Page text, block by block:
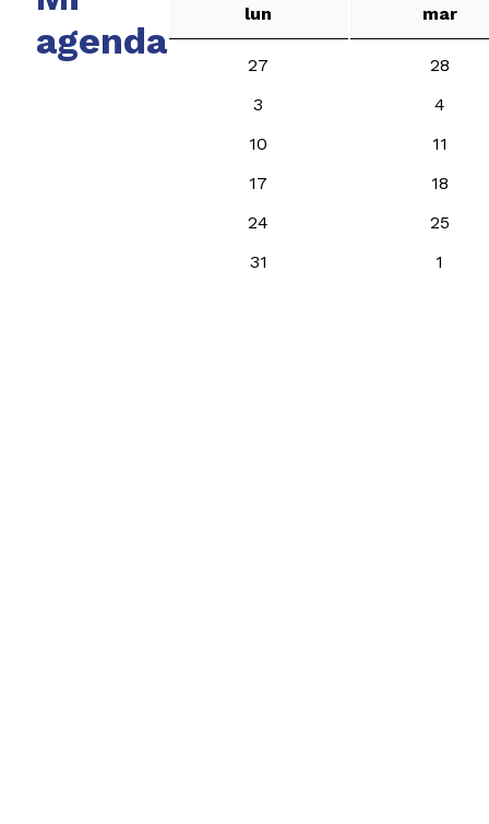
agenda
lun mar
27
28
3
4
10
11
17
18
24
25
31
1